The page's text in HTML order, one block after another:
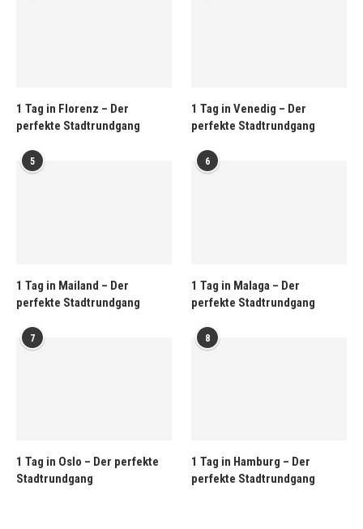
1 Tag in Florenz – Der
perfekte Stadtrundgang
1 Tag in Venedig – Der
perfekte Stadtrundgang
5
1 Tag in Mailand – Der
perfekte Stadtrundgang
6
1 Tag in Malaga – Der
perfekte Stadtrundgang
7
1 Tag in Oslo – Der perfekte
Stadtrundgang
8
1 Tag in Hamburg – Der
perfekte Stadtrundgang